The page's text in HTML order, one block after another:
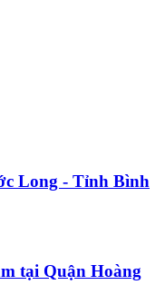
Long - Tỉnh Bình
tại Quận Hoàng